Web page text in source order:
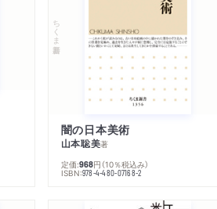
ちくま新書
闇の日本美術
山本聡美著
定価:968円 （10％税込み）
ISBN:978-4-480-07168-2